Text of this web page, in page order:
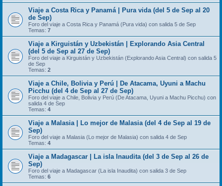
Viaje a Costa Rica y Panamá | Pura vida (del 5 de Sep al 20
de Sep)
Foro del viaje a Costa Rica y Panamá (Pura vida) con salida 5 de Sep
Temas: 7
Viaje a Kirguistán y Uzbekistán | Explorando Asia Central
(del 5 de Sep al 27 de Sep)
Foro del viaje a Kirguistán y Uzbekistán (Explorando Asia Central) con salida 5
de Sep
Temas: 2
Viaje a Chile, Bolivia y Perú | De Atacama, Uyuni a Machu
Picchu (del 4 de Sep al 27 de Sep)
Foro del viaje a Chile, Bolivia y Perú (De Atacama, Uyuni a Machu Picchu) con
salida 4 de Sep
Temas: 4
Viaje a Malasia | Lo mejor de Malasia (del 4 de Sep al 19 de
Sep)
Foro del viaje a Malasia (Lo mejor de Malasia) con salida 4 de Sep
Temas: 4
Viaje a Madagascar | La isla Inaudita (del 3 de Sep al 26 de
Sep)
Foro del viaje a Madagascar (La isla Inaudita) con salida 3 de Sep
Temas: 6